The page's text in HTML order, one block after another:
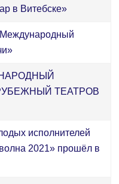
в Витебске»
ТЕАТРОВ
исполнителей
2021» прошёл в